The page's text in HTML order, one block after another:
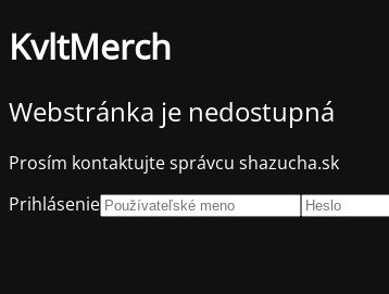
KvltMerch
Webstránka je nedostupná
Prosím kontaktujte správcu shazucha.sk
Prihlásenie